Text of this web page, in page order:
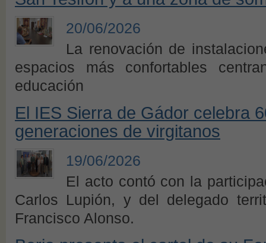
20/06/2026
La renovación de
espacios más confortables
educación
El IES Sierra de Gádor celebra
generaciones de virgitanos
19/06/2026
El acto contó con la
Carlos Lupión, y del delegado
Francisco Alonso.